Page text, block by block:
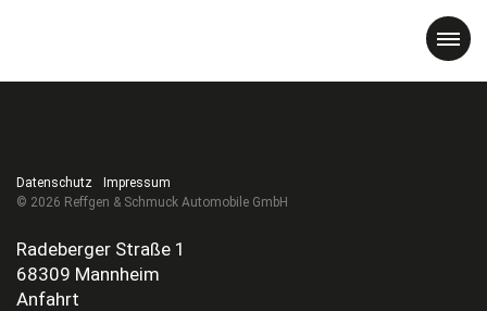
Datenschutz
Impressum
© 2026 Reffgen & Schmuck Automobile GmbH
Radeberger Straße 1
68309 Mannheim
Anfahrt